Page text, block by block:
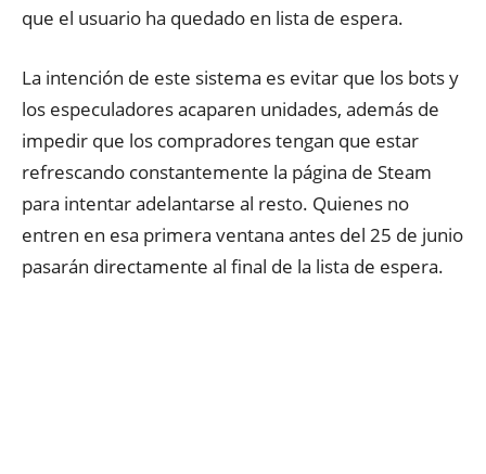
que el usuario ha quedado en lista de espera.
La intención de este sistema es evitar que los bots y
los especuladores acaparen unidades, además de
impedir que los compradores tengan que estar
refrescando constantemente la página de Steam
para intentar adelantarse al resto. Quienes no
entren en esa primera ventana antes del 25 de junio
pasarán directamente al final de la lista de espera.